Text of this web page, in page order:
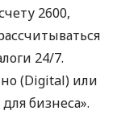
2600,
24/7.
(Digital) или
бизнеса».